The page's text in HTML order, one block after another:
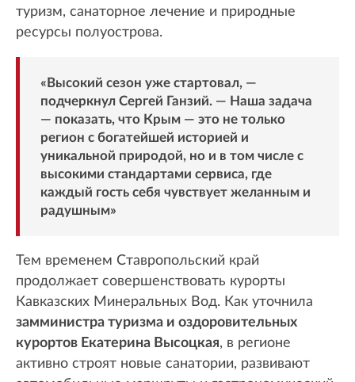
туризм, санаторное лечение и природные
ресурсы полуострова.
«Высокий сезон уже стартовал, —
подчеркнул Сергей Ганзий. — Наша задача
— показать, что Крым — это не только
регион с богатейшей историей и
уникальной природой, но и в том числе с
высокими стандартами сервиса, где
каждый гость себя чувствует желанным и
радушным»
Тем временем Ставропольский край
продолжает совершенствовать курорты
Кавказских Минеральных Вод. Как уточнила
замминистра туризма и оздоровительных
курортов Екатерина Высоцкая, в регионе
активно строят новые санатории, развивают